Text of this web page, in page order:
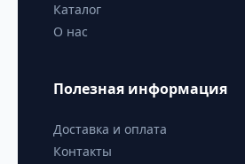
Каталог
О нас
Полезная информация
Доставка и оплата
Контакты